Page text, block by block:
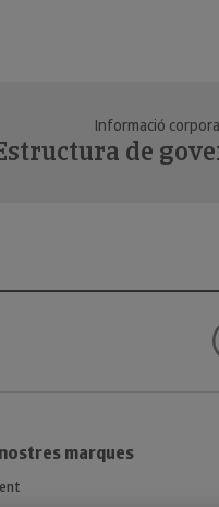
Informació
de
marques